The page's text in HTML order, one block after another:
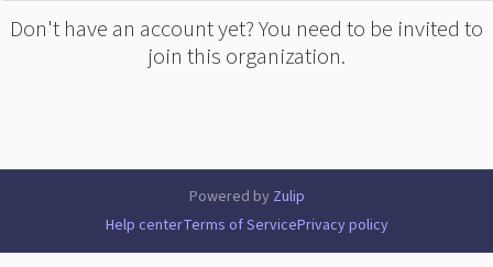
Don't have an account yet? You need to be invited to
join this organization.
Powered by Zulip
Help centerTerms of ServicePrivacy policy